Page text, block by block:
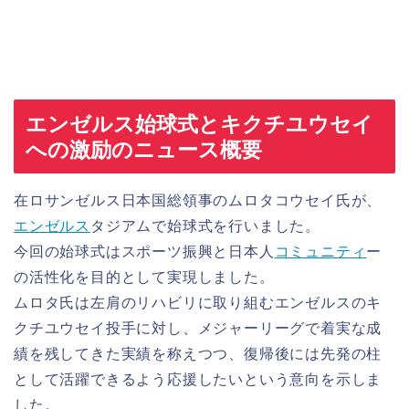
エンゼルス始球式とキクチユウセイ
への激励のニュース概要
在ロサンゼルス日本国総領事のムロタコウセイ氏が、
エンゼルス タジアムで始球式を行いました。
今回の始球式はスポーツ振興と日本人 コミュニティ ー
の活性化を目的として実現しました。
ムロタ氏は左肩のリハビリに取り組むエンゼルスのキ
クチユウセイ投手に対し、メジャーリーグで着実な成
績を残してきた実績を称えつつ、復帰後には先発の柱
として活躍できるよう応援したいという意向を示しま
した。